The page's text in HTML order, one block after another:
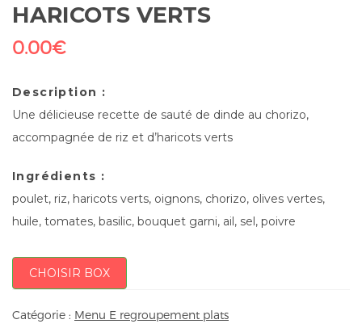
HARICOTS VERTS
0.00€
Description :
Une délicieuse recette de sauté de dinde au chorizo,
accompagnée de riz et d’haricots verts
Ingrédients :
poulet, riz, haricots verts, oignons, chorizo, olives vertes,
huile, tomates, basilic, bouquet garni, ail, sel, poivre
CHOISIR BOX
Catégorie : Menu E regroupement plats